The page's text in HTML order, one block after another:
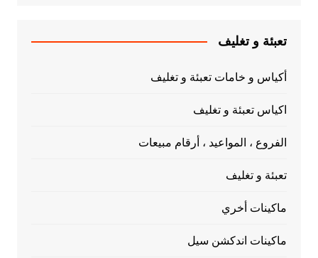
تعبئة و تغليف
أكياس و خامات تعبئة و تغليف
اكياس تعبئة و تغليف
الفروع ، المواعيد ، أرقام مبيعات
تعبئة و تغليف
ماكينات أخري
ماكينات اندكشن سيل